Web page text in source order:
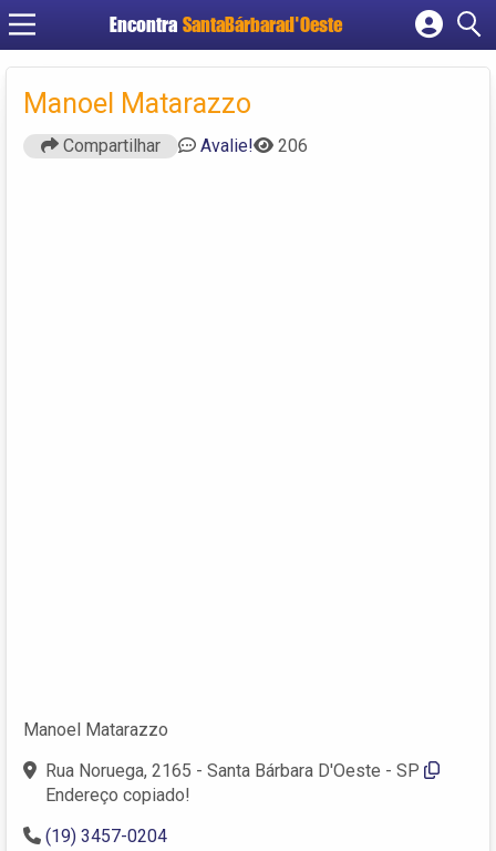
Encontra SantaBárbarad'Oeste
Cadastrar empresa
Criar conta
Manoel Matarazzo
Compartilhar Avalie! 206
Manoel Matarazzo
Rua Noruega, 2165 - Santa Bárbara D'Oeste - SP
Endereço copiado!
(19) 3457-0204